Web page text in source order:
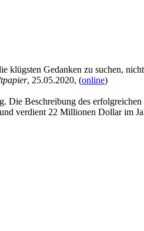
klügsten Gedanken zu suchen,
, 25.05.2020, (online)
Beschreibung des
verdient 22 Millionen Dollar im